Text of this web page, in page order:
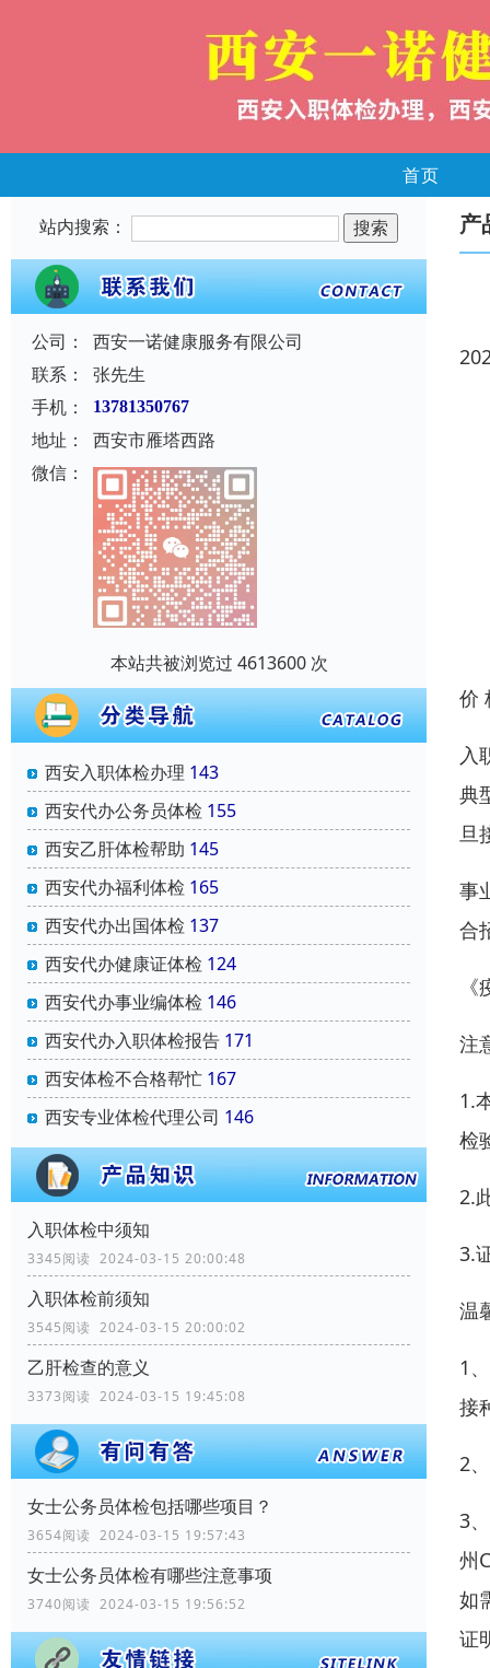
首页
站内搜索：
公司：
西安一诺健康服务有限公司
联系：
张先生
手机：
13781350767
地址：
西安市雁塔西路
微信：
本站共被浏览过 4613600 次
西安入职体检办理 143
西安代办公务员体检 155
西安乙肝体检帮助 145
西安代办福利体检 165
西安代办出国体检 137
西安代办健康证体检 124
西安代办事业编体检 146
西安代办入职体检报告 171
西安体检不合格帮忙 167
西安专业体检代理公司 146
入职体检中须知
3345阅读 2024-03-15 20:00:48
入职体检前须知
3545阅读 2024-03-15 20:00:02
乙肝检查的意义
3373阅读 2024-03-15 19:45:08
女士公务员体检包括哪些项目？
3654阅读 2024-03-15 19:57:43
女士公务员体检有哪些注意事项
3740阅读 2024-03-15 19:56:52
产
价
入
典
旦
事
合
注
1.
检
2.
3.
温
1
接
2
3
州
如
证